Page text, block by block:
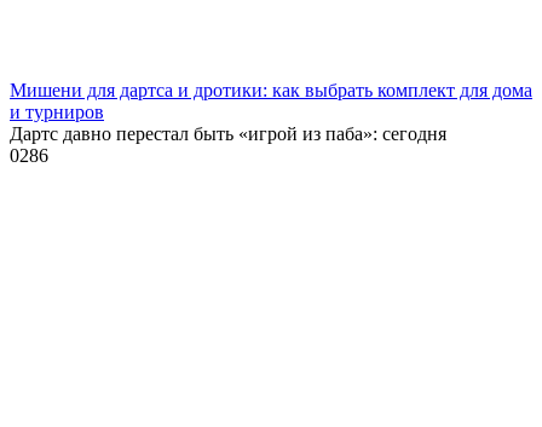
Мишени для дартса и дротики: как выбрать комплект для дома
и турниров
Дартс давно перестал быть «игрой из паба»: сегодня
0286